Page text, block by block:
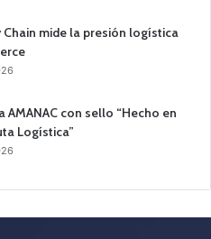
Chain mide la presión logística
AMANAC con sello “Hecho en
Logística”